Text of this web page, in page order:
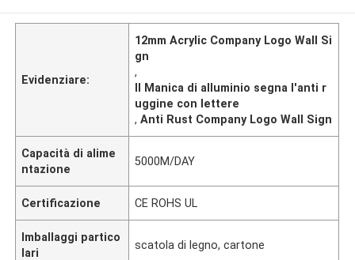
Evidenziare:
12mm Acrylic Company Logo Wall Si
gn
,
Il Manica di alluminio segna l'anti r
uggine con lettere
,Anti Rust Company Logo Wall Sign
Capacità di alime
ntazione
5000M/DAY
Certificazione CE ROHS UL
Imballaggi partico
lari
scatola di legno, cartone